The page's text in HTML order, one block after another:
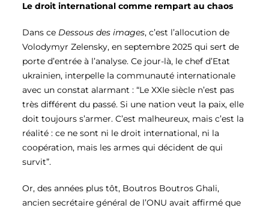
Le droit international comme rempart au chaos
Dans ce Dessous des images, c’est l’allocution de
Volodymyr Zelensky, en septembre 2025 qui sert de
porte d’entrée à l’analyse. Ce jour-là, le chef d’Etat
ukrainien, interpelle la communauté internationale
avec un constat alarmant : “Le XXIe siècle n’est pas
très différent du passé. Si une nation veut la paix, elle
doit toujours s’armer. C’est malheureux, mais c’est la
réalité : ce ne sont ni le droit international, ni la
coopération, mais les armes qui décident de qui
survit”.
Or, des années plus tôt, Boutros Boutros Ghali,
ancien secrétaire général de l’ONU avait affirmé que